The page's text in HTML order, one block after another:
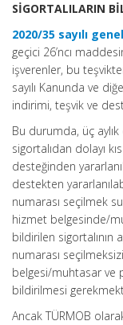
SİGORTALILARIN
2020/35 sayılı
geçici 26’ncı
işverenler, bu
sayılı Kanunda ve
indirimi, teşvik ve
Bu durumda, üç
sigortalıdan dolayı
desteğinden
destekten
numarası seçilmek
hizmet belgesinde/
bildirilen sigortalının
numarası
belgesi/muhtasar ve
bildirilmesi
Ancak TÜRMOB